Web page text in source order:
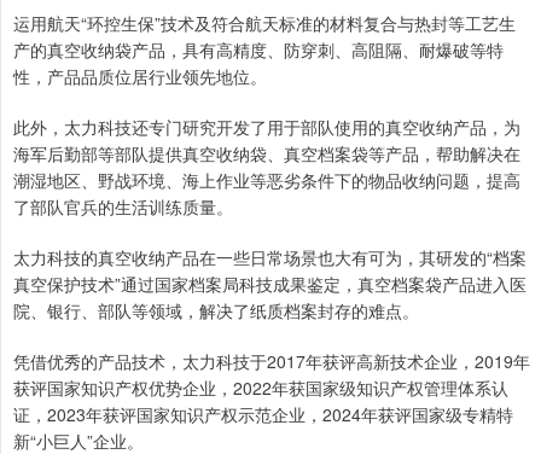
运用航天“环控生保”技术及符合航天标准的材料复合与热封等工艺生
产的真空收纳袋产品，具有高精度、防穿刺、高阻隔、耐爆破等特
性，产品品质位居行业领先地位。
此外，太力科技还专门研究开发了用于部队使用的真空收纳产品，为
海军后勤部等部队提供真空收纳袋、真空档案袋等产品，帮助解决在
潮湿地区、野战环境、海上作业等恶劣条件下的物品收纳问题，提高
了部队官兵的生活训练质量。
太力科技的真空收纳产品在一些日常场景也大有可为，其研发的“档案
真空保护技术”通过国家档案局科技成果鉴定，真空档案袋产品进入医
院、银行、部队等领域，解决了纸质档案封存的难点。
凭借优秀的产品技术，太力科技于2017年获评高新技术企业，2019年
获评国家知识产权优势企业，2022年获国家级知识产权管理体系认
证，2023年获评国家知识产权示范企业，2024年获评国家级专精特
新“小巨人”企业。